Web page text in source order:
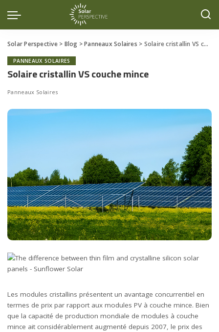
Solar Perspective> Blog >Panneaux Solaires > Solaire cristallin VS couche mince
PANNEAUX SOLAIRES
Solaire cristallin VS couche mince
Panneaux Solaires
Les modules cristallins présentent un avantage concurrentiel en
termes de prix par rapport aux modules PV à couche mince. Bien
que la capacité de production mondiale de modules à couche
mince ait considérablement augmenté depuis 2007, le prix des